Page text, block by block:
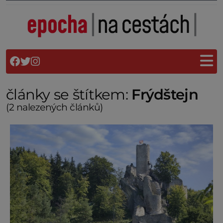
články se štítkem: Frýdštejn
(2 nalezených článků)